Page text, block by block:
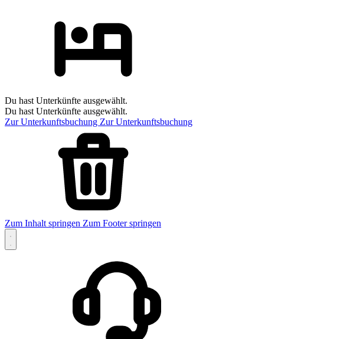
Du hast Unterkünfte ausgewählt.
Du hast Unterkünfte ausgewählt.
Zur Unterkunftsbuchung Zur Unterkunftsbuchung
Zum Inhalt springen Zum Footer springen